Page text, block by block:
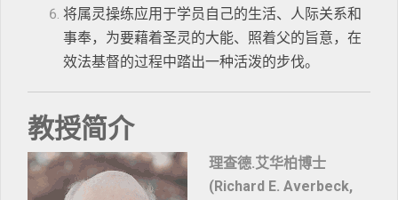
将属灵操练应用于学员自己的生活、人际关系和
事奉，为要藉着圣灵的大能、照着父的旨意，在
效法基督的过程中踏出一种活泼的步伐。
教授简介
理查德.艾华柏博士
(Richard E. Averbeck,